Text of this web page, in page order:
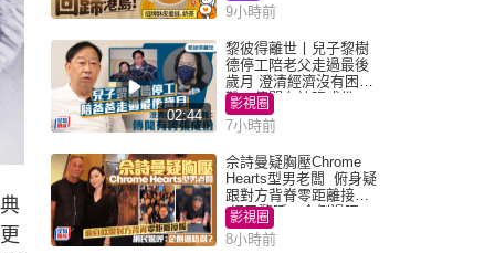
9小時前
02:44
黎彼得離世丨兒子黎樹
德停工陪老父走過最後
歲月 澄清經濟沒有困
難：傳聞有誇張成份
影視圈
7小時前
佘詩曼疑胸壓Chrome
Hearts型男老闆 俯身疑
跟對方背脊零距離接觸
網民驚呼：企側邊唔
得？
影視圈
8小時前